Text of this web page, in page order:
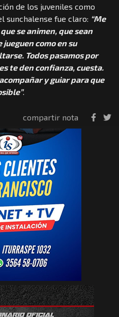
de los juveniles como
sunchalense fue claro: “Me
se animen, que sean
como en su
Todos pasamos por
te den confianza, cuesta.
y guiar para que
.
compartir nota